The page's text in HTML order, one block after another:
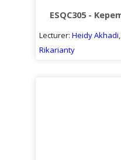
ESQC305 -
Lecturer: Heidy Akhadi
Rikarianty